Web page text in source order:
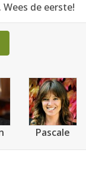
de eerste!
Pascale